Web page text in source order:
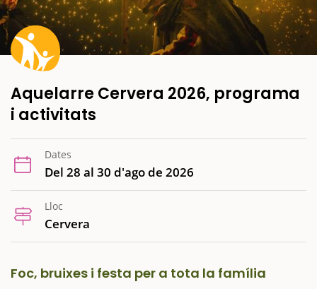
Aquelarre Cervera 2026, programa
i activitats
Dates
Del 28 al 30 d'ago de 2026
Lloc
Cervera
Foc, bruixes i festa per a tota la família